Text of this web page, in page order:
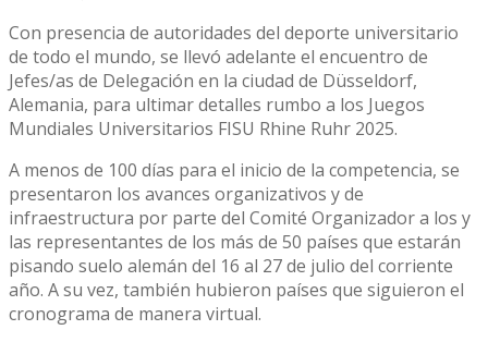
Con presencia de autoridades del deporte universitario
de todo el mundo, se llevó adelante el encuentro de
Jefes/as de Delegación en la ciudad de Düsseldorf,
Alemania, para ultimar detalles rumbo a los Juegos
Mundiales Universitarios FISU Rhine Ruhr 2025.
A menos de 100 días para el inicio de la competencia, se
presentaron los avances organizativos y de
infraestructura por parte del Comité Organizador a los y
las representantes de los más de 50 países que estarán
pisando suelo alemán del 16 al 27 de julio del corriente
año. A su vez, también hubieron países que siguieron el
cronograma de manera virtual.